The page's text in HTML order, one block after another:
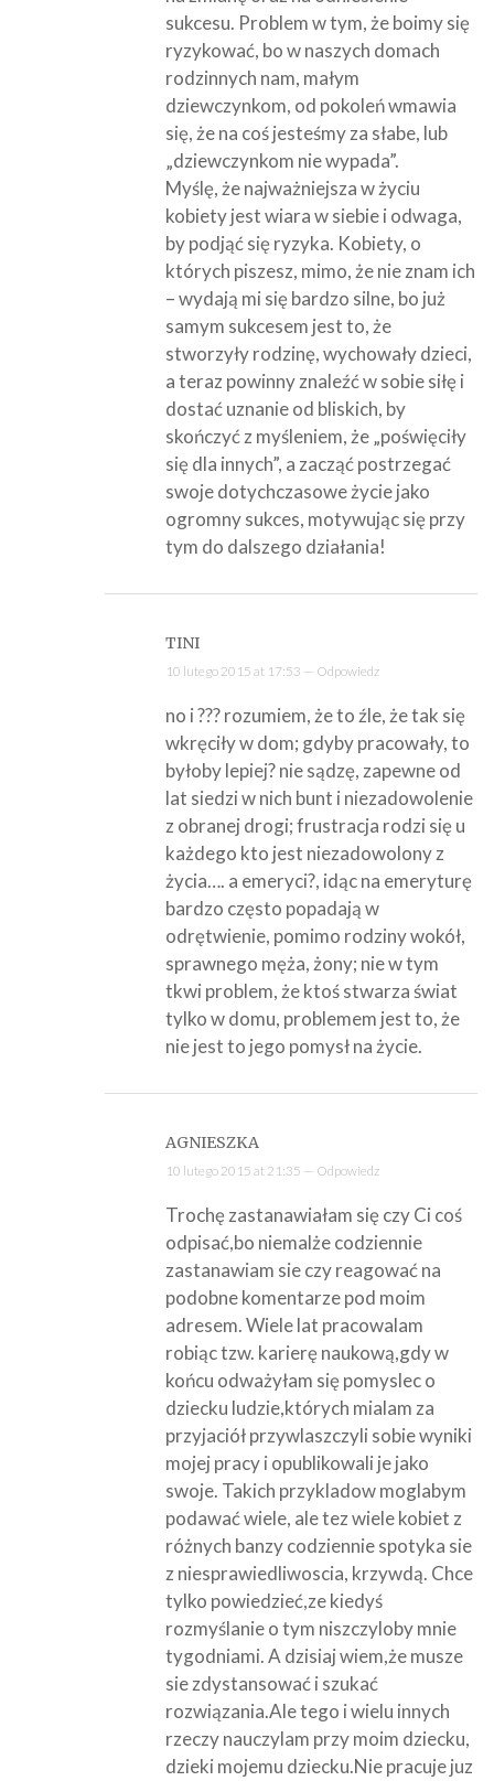
sukcesu. Problem w tym, że boimy się
ryzykować, bo w naszych domach
rodzinnych nam, małym
dziewczynkom, od pokoleń wmawia
się, że na coś jesteśmy za słabe, lub
„dziewczynkom nie wypada”.
Myślę, że najważniejsza w życiu
kobiety jest wiara w siebie i odwaga,
by podjąć się ryzyka. Kobiety, o
których piszesz, mimo, że nie znam ich
– wydają mi się bardzo silne, bo już
samym sukcesem jest to, że
stworzyły rodzinę, wychowały dzieci,
a teraz powinny znaleźć w sobie siłę i
dostać uznanie od bliskich, by
skończyć z myśleniem, że „poświęciły
się dla innych”, a zacząć postrzegać
swoje dotychczasowe życie jako
ogromny sukces, motywując się przy
tym do dalszego działania!
TINI
10 lutego 2015 at 17:53 — Odpowiedz
no i ??? rozumiem, że to źle, że tak się
wkręciły w dom; gdyby pracowały, to
byłoby lepiej? nie sądzę, zapewne od
lat siedzi w nich bunt i niezadowolenie
z obranej drogi; frustracja rodzi się u
każdego kto jest niezadowolony z
życia…. a emeryci?, idąc na emeryturę
bardzo często popadają w
odrętwienie, pomimo rodziny wokół,
sprawnego męża, żony; nie w tym
tkwi problem, że ktoś stwarza świat
tylko w domu, problemem jest to, że
nie jest to jego pomysł na życie.
AGNIESZKA
10 lutego 2015 at 21:35 — Odpowiedz
Trochę zastanawiałam się czy Ci coś
odpisać,bo niemalże codziennie
zastanawiam sie czy reagować na
podobne komentarze pod moim
adresem. Wiele lat pracowalam
robiąc tzw. karierę naukową,gdy w
końcu odważyłam się pomyslec o
dziecku ludzie,których mialam za
przyjaciół przywlaszczyli sobie wyniki
mojej pracy i opublikowali je jako
swoje. Takich przykladow moglabym
podawać wiele, ale tez wiele kobiet z
różnych banzy codziennie spotyka sie
z niesprawiedliwoscia, krzywdą. Chce
tylko powiedzieć,ze kiedyś
rozmyślanie o tym niszczyloby mnie
tygodniami. A dzisiaj wiem,że musze
sie zdystansować i szukać
rozwiązania.Ale tego i wielu innych
rzeczy nauczylam przy moim dziecku,
dzieki mojemu dziecku.Nie pracuje juz